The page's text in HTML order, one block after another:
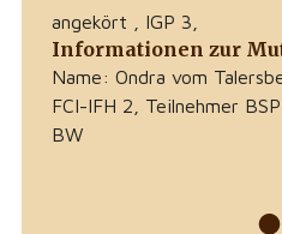
angekört , IGP 3,
Informationen zur
Name: Ondra vom
FCI-IFH 2, Teilnehmer
BW